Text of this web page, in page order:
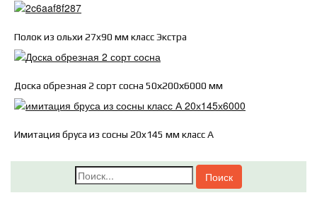
Полок из ольхи 27x90 мм класс Экстра
Доска обрезная 2 сорт сосна 50х200х6000 мм
Имитация бруса из сосны 20x145 мм класс А
Поиск